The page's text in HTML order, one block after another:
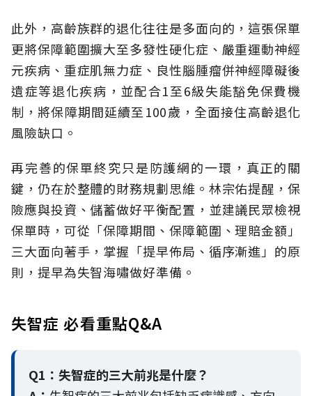
此外，高齡族群的退化往往是多面向的，這張保單
更將保障範圍擴大至多發性硬化症、嚴重運動神經
元疾病、重症肌無力症、良性腦腫瘤併神經障礙後
遺症等退化疾病，並配合1至6級失能豁免保費機
制，將保障期間延續至100歲，全面接住高齡退化
風險缺口。
再完善的保單終究只是防護網的一環，真正的關
鍵，仍在於整體的財務規劃思維。 林宗佑提醒，保
險應與投資、儲蓄做好平衡配置，並建議民眾檢視
保單時，可從「保障期間、保障範圍、理賠金額」
三大面向著手，掌握「提早佈局、循序漸進」的原
則，提早為失智海嘯做好準備。
失智症 必看重點Q&A
Q1：失智症的三大前兆是什麼？